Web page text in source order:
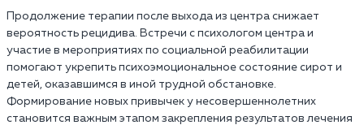
Продолжение терапии после выхода из центра снижает
вероятность рецидива. Встречи с психологом центра и
участие в мероприятиях по социальной реабилитации
помогают укрепить психоэмоциональное состояние сирот и
детей, оказавшимся в иной трудной обстановке.
Формирование новых привычек у несовершеннолетних
становится важным этапом закрепления результатов лечения